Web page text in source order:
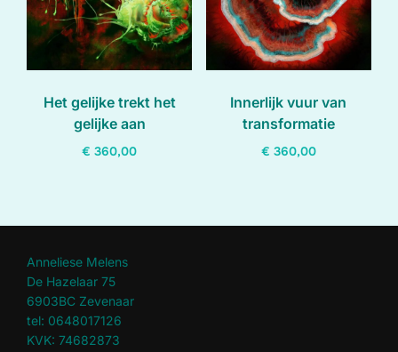
Het gelijke trekt het
gelijke aan
€ 360,00
Innerlijk vuur van
transformatie
€ 360,00
Anneliese Melens
De Hazelaar 75
6903BC Zevenaar
tel: 0648017126
KVK: 74682873